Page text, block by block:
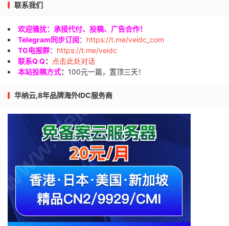
联系我们
欢迎骚扰：承接代付、投稿、广告合作！
Telegram同步订阅： https://t.me/veidc_com
TG电报群： https://t.me/veidc
联系Q Q：
点击此处对话
本站投稿方式： 100元一篇，置顶三天！
华纳云,8年品牌海外IDC服务商